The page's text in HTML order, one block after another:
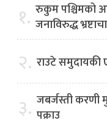
१. रुकुम पश्चिमको
जनाविरुद्ध
२. राउटे समुदायकी
३. जबर्जस्ती करणी
पक्राउ